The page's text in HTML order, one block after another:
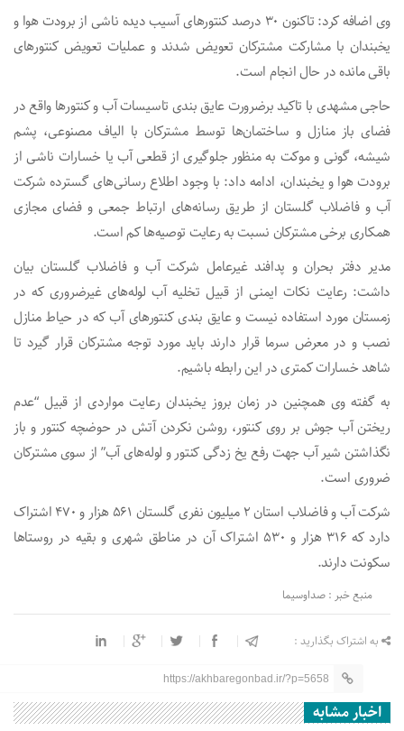
وی اضافه کرد: تاکنون ۳۰ درصد کنتورهای آسیب دیده ناشی از برودت هوا و
یخبندان با مشارکت مشترکان تعویض شدند و عملیات تعویض کنتورهای
باقی مانده در حال انجام است.
حاجی مشهدی با تاکید برضرورت عایق بندی تاسیسات آب و کنتورها واقع در
فضای باز منازل و ساختمان‌ها توسط مشترکان با الیاف مصنوعی، پشم
شیشه، گونی و موکت به منظور جلوگیری از قطعی آب یا خسارات ناشی از
برودت هوا و یخبندان، ادامه داد: با وجود اطلاع رسانی‌های گسترده شرکت
آب و فاضلاب گلستان از طریق رسانه‌های ارتباط جمعی و فضای مجازی
همکاری برخی مشترکان نسبت به رعایت توصیه‌ها کم است.
مدیر دفتر بحران و پدافند غیرعامل شرکت آب و فاضلاب گلستان بیان
داشت: رعایت نکات ایمنی از قبیل تخلیه آب لوله‌های غیرضروری که در
زمستان مورد استفاده نیست و عایق بندی کنتورهای آب که در حیاط منازل
نصب و در معرض سرما قرار دارند باید مورد توجه مشترکان قرار گیرد تا
شاهد خسارات کمتری در این رابطه باشیم.
به گفته وی همچنین در زمان بروز یخبندان رعایت مواردی از قبیل “عدم
ریختن آب جوش بر روی کنتور، روشن نکردن آتش در حوضچه کنتور و باز
نگذاشتن شیر آب جهت رفع یخ زدگی کنتور و لوله‌های آب” از سوی مشترکان
ضروری است.
شرکت آب و فاضلاب استان ۲ میلیون نفری گلستان ۵۶۱ هزار و ۴۷۰ اشتراک
دارد که ۳۱۶ هزار و ۵۳۰ اشتراک آن در مناطق شهری و بقیه در روستاها
سکونت دارند.
منبع خبر : صداوسیما
به اشتراک بگذارید :
https://akhbaregonbad.ir/?p=5658
اخبار مشابه